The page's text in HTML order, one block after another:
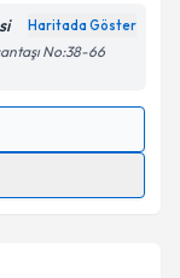
belirtilen
Haritada Göster
No:38-66